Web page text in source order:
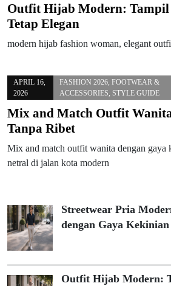
Outfit Hijab Modern: Tampil
Tetap Elegan
modern hijab fashion woman, elegant
APRIL 16,
2026
FASHION 2026, FOOTWEAR &
ACCESSORIES STYLE GUIDE
Mix and Match Outfit
Tanpa Ribet
Mix and match outfit wanita dengan gaya
netral di jalan kota modern
Streetwear Pria
dengan Gaya Kekinian
Outfit Hijab Modern: